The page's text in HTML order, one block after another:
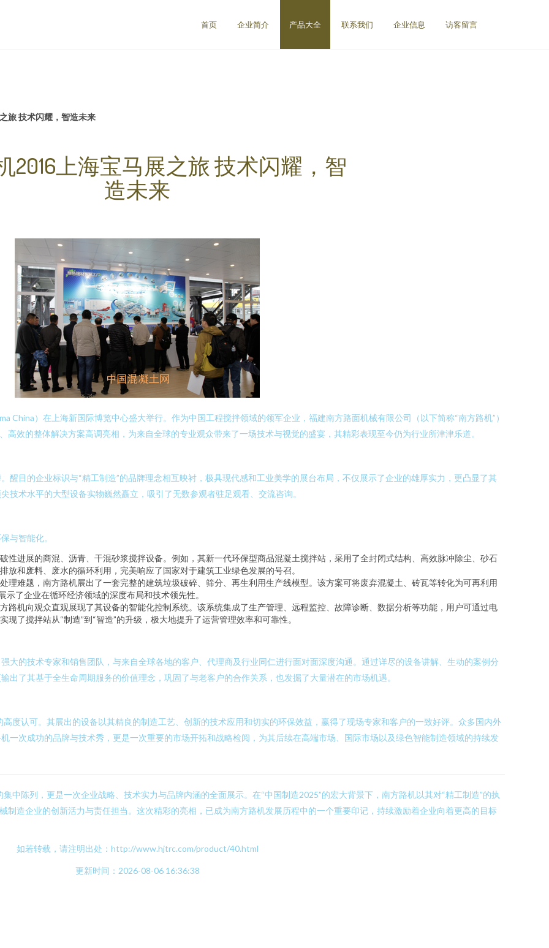
首页 企业简介 产品大全 联系我们 企业信息 访客留言
旅 技术闪耀，智造未来
2016上海宝马展之旅 技术闪耀，智
造未来
）在上海新国际博览中心盛大举行。作为中国工程搅拌领域的领军企业，福建南方路面机械有限公司（以下简称“南方路机”）
高效的整体解决方案高调亮相，为来自全球的专业观众带来了一场技术与视觉的盛宴，其精彩表现至今仍为行业所津津乐道。
醒目的企业标识与“精工制造”的品牌理念相互映衬，极具现代感和工业美学的展台布局，不仅展示了企业的雄厚实力，更凸显了其
技术水平的大型设备实物巍然矗立，吸引了无数参观者驻足观看、交流咨询。
与智能化。
性进展的商混、沥青、干混砂浆搅拌设备。例如，其新一代环保型商品混凝土搅拌站，采用了全封闭式结构、高效脉冲除尘、砂石
和废料、废水的循环利用，完美响应了国家对于建筑工业绿色发展的号召。
理难题，南方路机展出了一套完整的建筑垃圾破碎、筛分、再生利用生产线模型。该方案可将废弃混凝土、砖瓦等转化为可再利用
了企业在循环经济领域的深度布局和技术领先性。
路机向观众直观展现了其设备的智能化控制系统。该系统集成了生产管理、远程监控、故障诊断、数据分析等功能，用户可通过电
了搅拌站从“制造”到“智造”的升级，极大地提升了运营管理效率和可靠性。
大的技术专家和销售团队，与来自全球各地的客户、代理商及行业同仁进行面对面深度沟通。通过详尽的设备讲解、生动的案例分
出了其基于全生命周期服务的价值理念，巩固了与老客户的合作关系，也发掘了大量潜在的市场机遇。
度认可。其展出的设备以其精良的制造工艺、创新的技术应用和切实的环保效益，赢得了现场专家和客户的一致好评。众多国内外
一次成功的品牌与技术秀，更是一次重要的市场开拓和战略检阅，为其后续在高端市场、国际市场以及绿色智能制造领域的持续发
中陈列，更是一次企业战略、技术实力与品牌内涵的全面展示。在“中国制造2025”的宏大背景下，南方路机以其对“精工制造”的执
制造企业的创新活力与责任担当。这次精彩的亮相，已成为南方路机发展历程中的一个重要印记，持续激励着企业向着更高的目标
如若转载，请注明出处：http://www.hjtrc.com/product/40.html
更新时间：2026-08-06 16:36:38